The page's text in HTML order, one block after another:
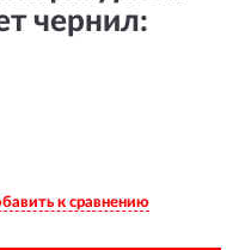
чернил:
к сравнению